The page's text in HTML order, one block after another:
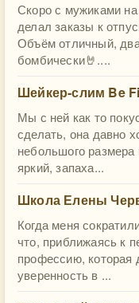
Скоро с мужиками
делал заказы к
Объём отличный,
бомбически🤘....
Шейкер-слим Be
Мы с ней как то
сделать, она давно
небольшого
яркий, запаха...
Школа Елены
Когда меня
что, приближаясь к
профессию,
уверенность в ...